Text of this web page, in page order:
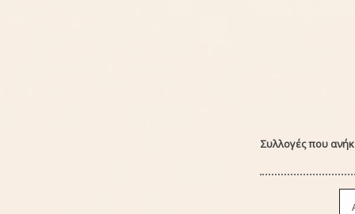
Συλλογές που